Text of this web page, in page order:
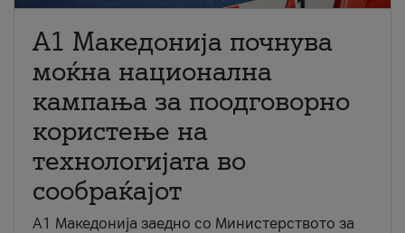
A1 Македонија почнува
моќна национална
кампања за поодговорно
користење на
технологијата во
сообраќајот
A1 Македонија заедно со Министерството за